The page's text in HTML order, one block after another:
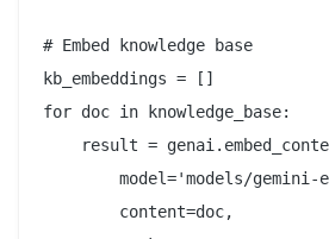
# Embed knowledge base
kb_embeddings = []
for doc in knowledge_base:
result =
model='models/gemini-
        content=doc,